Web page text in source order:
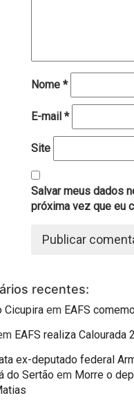
Nome *
E-mail *
Site
Salvar meus dados
próxima vez que eu
recentes:
Cicupira em EAFS
EAFS realiza Calourada
ex-deputado federal
do Sertão em Morre o